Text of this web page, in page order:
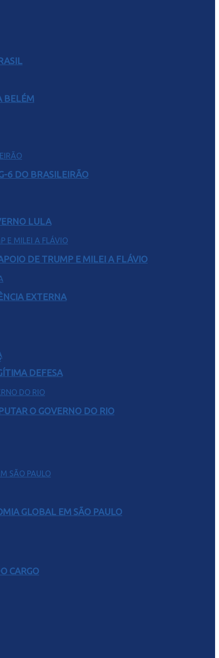
GLOBAL EM SÃO PAULO
BELÉM
6 DO BRASILEIRÃO
LULA
DE TRUMP E MILEI A FLÁVIO
EXTERNA
DEFESA
O GOVERNO DO RIO
CARGO